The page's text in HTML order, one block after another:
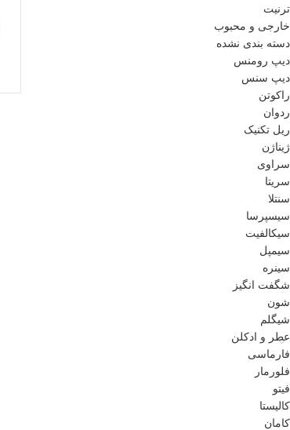
ترنیت
خارجی و محبوب
دسته بندی نشده
دیپ رومنس
دیپ سنس
راکوتن
ردوان
ریل تکنیک
ژیناژن
سراوی
سریتا
سنتلا
سیسپرسا
سیکالفیت
سیمپل
سینره
شگفت انگیز
شون
شیگلم
عطر و ادکلن
فارماسی
فلورمار
فیتو
کالیستا
کامان